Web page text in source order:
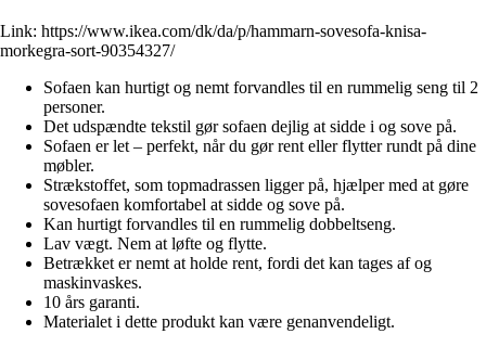
Link: https://www.ikea.com/dk/da/p/hammarn-sovesofa-knisa-
morkegra-sort-90354327/
Sofaen kan hurtigt og nemt forvandles til en rummelig seng til 2
personer.
Det udspændte tekstil gør sofaen dejlig at sidde i og sove på.
Sofaen er let – perfekt, når du gør rent eller flytter rundt på dine
møbler.
Strækstoffet, som topmadrassen ligger på, hjælper med at gøre
sovesofaen komfortabel at sidde og sove på.
Kan hurtigt forvandles til en rummelig dobbeltseng.
Lav vægt. Nem at løfte og flytte.
Betrækket er nemt at holde rent, fordi det kan tages af og
maskinvaskes.
10 års garanti.
Materialet i dette produkt kan være genanvendeligt.